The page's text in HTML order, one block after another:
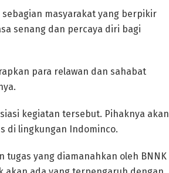
masyarakat yang berpikir
senang dan percaya diri bagi
para relawan dan sahabat
kegiatan tersebut. Pihaknya akan
di lingkungan Indominco.
tugas yang diamanahkan oleh BNNK